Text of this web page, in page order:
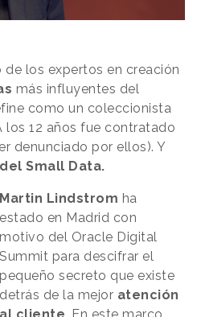
de los expertos en creación
más influyentes del
como un coleccionista
los 12 años fue contratado
denunciado por ellos). Y
Small Data.
Martin Lindstrom ha
estado en Madrid con
motivo del Oracle Digital
Summit para descifrar el
pequeño secreto que existe
detrás de la mejor atención